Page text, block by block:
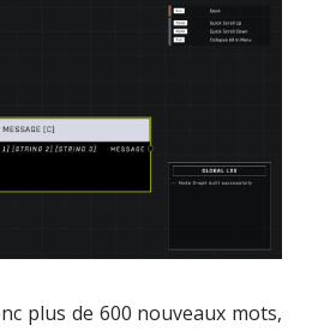
plus de 600 nouveaux mots,